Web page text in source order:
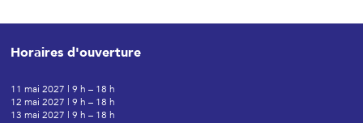
Horaires d'ouverture
11 mai 2027 | 9 h – 18 h
12 mai 2027 | 9 h – 18 h
13 mai 2027 | 9 h – 18 h